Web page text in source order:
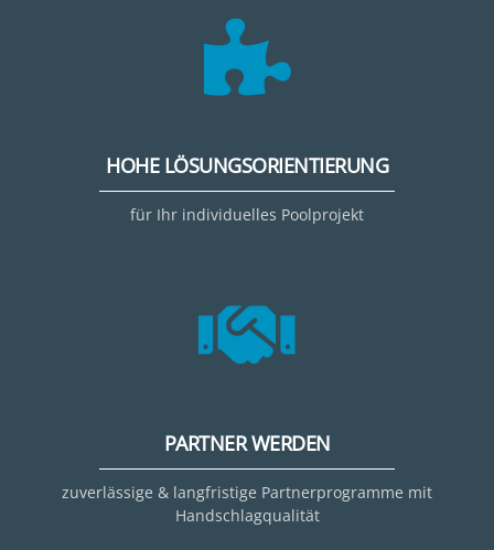
HOHE LÖSUNGSORIENTIERUNG
für Ihr individuelles Poolprojekt
PARTNER WERDEN
zuverlässige & langfristige Partnerprogramme mit
Handschlagqualität